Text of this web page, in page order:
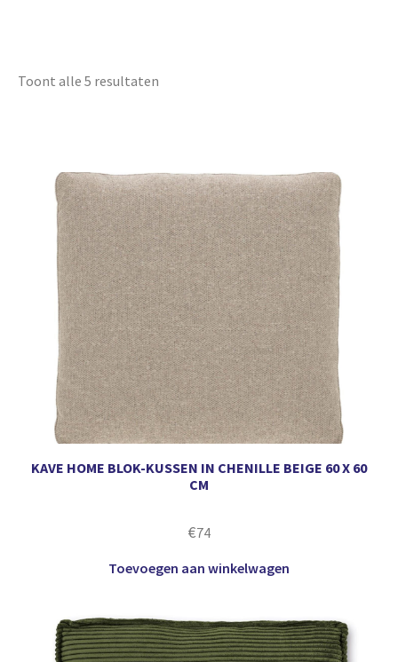
Toont alle 5 resultaten
KAVE HOME BLOK-KUSSEN IN CHENILLE BEIGE 60 X 60
CM
€74
Toevoegen aan winkelwagen